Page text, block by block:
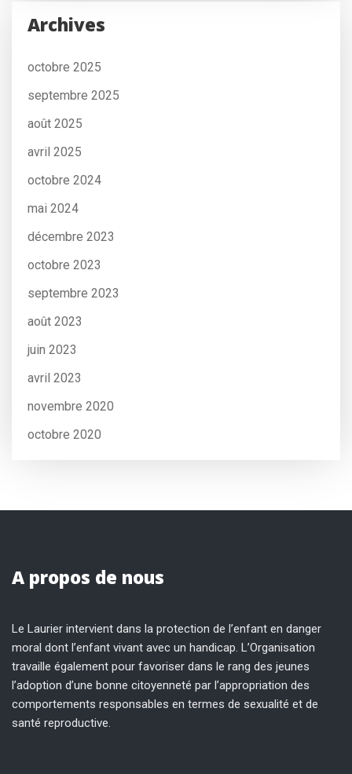
Archives
octobre 2025
septembre 2025
août 2025
avril 2025
octobre 2024
mai 2024
décembre 2023
octobre 2023
septembre 2023
août 2023
juin 2023
avril 2023
novembre 2020
octobre 2020
A propos de nous
Le Laurier intervient dans la protection de l’enfant en danger
moral dont l’enfant vivant avec un handicap. L’Organisation
travaille également pour favoriser dans le rang des jeunes
l’adoption d’une bonne citoyenneté par l’appropriation des
comportements responsables en termes de sexualité et de
santé reproductive.